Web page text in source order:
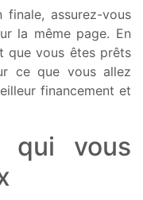
assurez-vous
la même page. En
que vous êtes prêts
ce que vous allez
financement et
qui vous